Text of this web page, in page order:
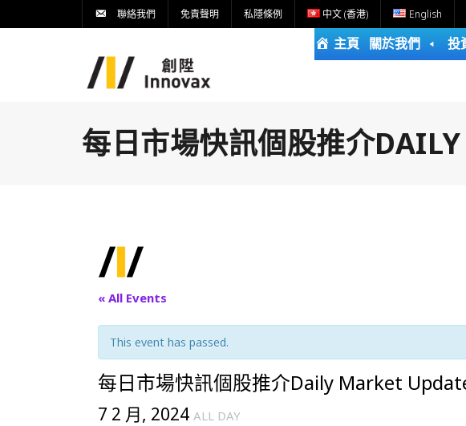
聯絡我們 免責聲明 私隱條例 中文 (香港) English
主頁 關於我們 投
每日市場快訊個股推介
« All Events
This event has passed.
每日市場快訊個股推介Daily Market
7 2 月, 2024 ALL DAY